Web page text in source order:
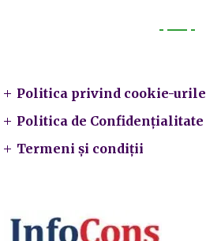
Politica privind cookie-urile
Politica de Confidențialitate
Termeni și condiții